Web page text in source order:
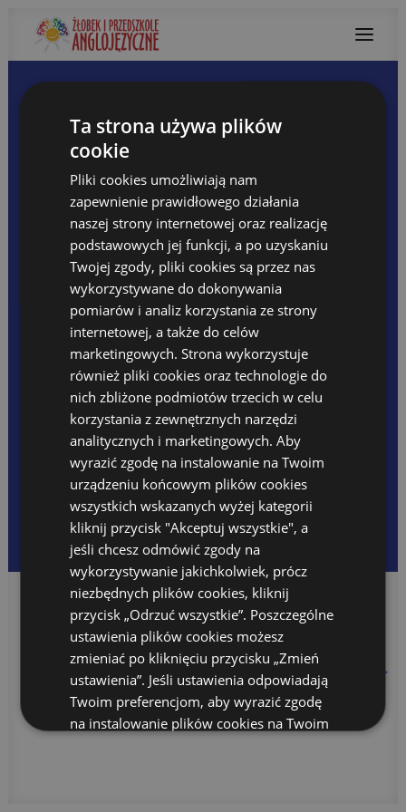
O NAS
Przedszkole First Steps
Kadra
Warunki lokalowe
Co nas wyróżnia
Warto wiedzieć
NAUCZANIE DWUJĘZYCZNE
Jak uczymy?
Filmy – jak uczymy
Korzyści z kształcenia dwujęzycznego
Forest Adventure
OFERTA
Organizacja grup
Program Dydaktyczny
Zajęcia dodatkowe
Forest Adventure
Oferta wakacyjna 2026
Opłaty
PLANY DNIA
REKRUTACJA
DLA RODZICA
Raporty z zajęć ŻŁOBEK
Raporty z zajęć POLSKIE
Jadłospis
Opłaty
Kącik rodzica
Kalendarz wydarzeń
Dni wolne
Rodo
Ubezpieczenie 2024/2025
Standardy Ochrony Małoletnich
FESTIWAL
PROJEKT UNIJNY
proszę wpisać hasło:
Hasło:
KONTAKT
POLITYKA PRYWATNOŚC
przedszkole@anglojezyczne.pl
©First Steps 2020. All Rights
Ta strona używa plików
cookie
Pliki cookies umożliwiają nam
zapewnienie prawidłowego działania
naszej strony internetowej oraz realizację
podstawowych jej funkcji, a po uzyskaniu
Twojej zgody, pliki cookies są przez nas
wykorzystywane do dokonywania
pomiarów i analiz korzystania ze strony
internetowej, a także do celów
marketingowych. Strona wykorzystuje
również pliki cookies oraz technologie do
nich zbliżone podmiotów trzecich w celu
korzystania z zewnętrznych narzędzi
analitycznych i marketingowych. Aby
wyrazić zgodę na instalowanie na Twoim
urządzeniu końcowym plików cookies
wszystkich wskazanych wyżej kategorii
kliknij przycisk "Akceptuj wszystkie", a
jeśli chcesz odmówić zgody na
wykorzystywanie jakichkolwiek, prócz
niezbędnych plików cookies, kliknij
przycisk „Odrzuć wszystkie”. Poszczególne
ustawienia plików cookies możesz
zmieniać po kliknięciu przycisku „Zmień
ustawienia”. Jeśli ustawienia odpowiadają
Twoim preferencjom, aby wyrazić zgodę
na instalowanie plików cookies na Twoim